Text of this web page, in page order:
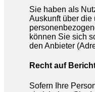
Sie haben als
Auskunft über die
können Sie sich
den Anbieter
Recht auf
Sofern Ihre